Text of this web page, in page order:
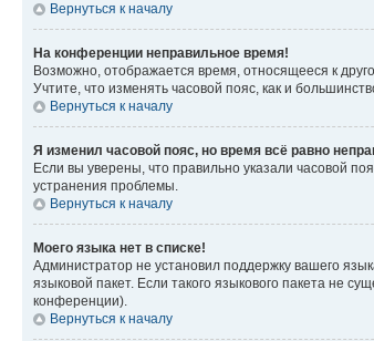
Вернуться к началу
На конференции неправильное время!
Возможно, отображается время, относящееся к
Учтите, что изменять часовой пояс, как и
Вернуться к началу
Я изменил часовой пояс, но время всё равно
Если вы уверены, что правильно указали часовой
устранения проблемы.
Вернуться к началу
Моего языка нет в списке!
Администратор не установил поддержку вашего
языковой пакет. Если такого языкового пакета не
конференции).
Вернуться к началу